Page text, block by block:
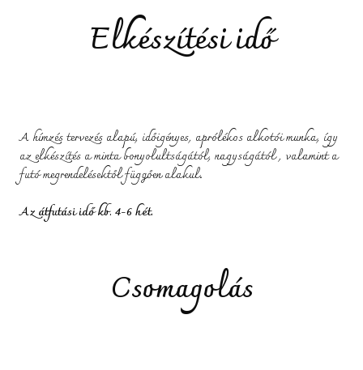
Elkészítési idő
A hímzés tervezés alapú, időigényes, aprólékosalkotói munka, így
az elkészítés a minta bonyolultságától, nagyságától , valamint a
futó megrendelésektől függően alakul.
Az átfutási idő kb. 4-6 hét.
Csomagolás